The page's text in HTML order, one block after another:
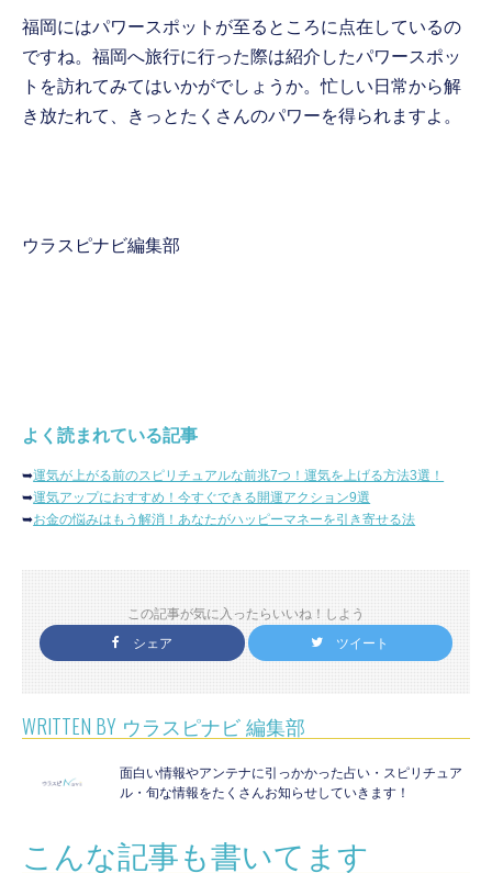
福岡にはパワースポットが至るところに点在しているの
ですね。福岡へ旅行に行った際は紹介したパワースポッ
トを訪れてみてはいかがでしょうか。忙しい日常から解
き放たれて、きっとたくさんのパワーを得られますよ。
ウラスピナビ編集部
よく読まれている記事
➥運気が上がる前のスピリチュアルな前兆7つ！運気を上げる方法3選！
➥運気アップにおすすめ！今すぐできる開運アクション9選
➥お金の悩みはもう解消！あなたがハッピーマネーを引き寄せる法
この記事が気に入ったらいいね！しよう
シェア
ツイート
WRITTEN BY ウラスピナビ 編集部
面白い情報やアンテナに引っかかった占い・スピリチュア
ル・旬な情報をたくさんお知らせしていきます！
こんな記事も書いてます